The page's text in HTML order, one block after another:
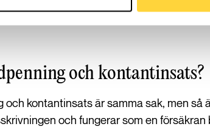
och kontantinsats?
kontantinsats är samma sak, men så
och fungerar som en försäkran